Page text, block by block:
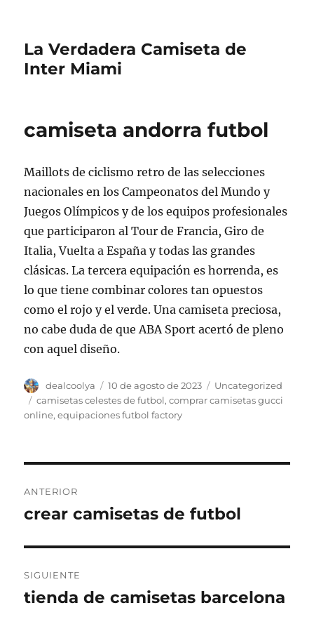
La Verdadera Camiseta de
Inter Miami
camiseta andorra futbol
Maillots de ciclismo retro de las selecciones
nacionales en los Campeonatos del Mundo y
Juegos Olímpicos y de los equipos profesionales
que participaron al Tour de Francia, Giro de
Italia, Vuelta a España y todas las grandes
clásicas. La tercera equipación es horrenda, es
lo que tiene combinar colores tan opuestos
como el rojo y el verde. Una camiseta preciosa,
no cabe duda de que ABA Sport acertó de pleno
con aquel diseño.
Autor
dealcoolya
Publicado
el
10 de agosto de 2023 Categorías
Uncategorized
Etiquetas
camisetas celestes de futbol,comprar camisetas gucci
online,equipaciones futbol factory
de
ANTERIOR
Entrada
crear camisetas de futbol
SIGUIENTE
Entrada
tienda de camisetas barcelona